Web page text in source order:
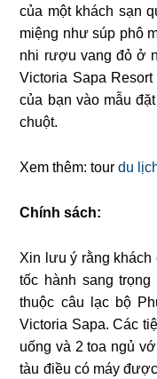
của một khách sạn
miệng như súp phô
nhi rượu vang đỏ ở
Victoria Sapa
của bạn vào mẫu
chuột.
Xem thêm: tourdu
Chính sách:
Xin lưu ý rằng khách
tốc hành sang
thuộc câu lạc bộ
Victoria Sapa. Các
uống và 2 toa ngủ
tàu điều có máy